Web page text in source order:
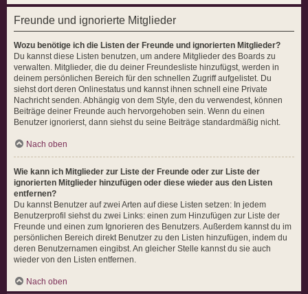
Freunde und ignorierte Mitglieder
Wozu benötige ich die Listen der Freunde und ignorierten Mitglieder?
Du kannst diese Listen benutzen, um andere Mitglieder des Boards zu
verwalten. Mitglieder, die du deiner Freundesliste hinzufügst, werden in
deinem persönlichen Bereich für den schnellen Zugriff aufgelistet. Du
siehst dort deren Onlinestatus und kannst ihnen schnell eine Private
Nachricht senden. Abhängig von dem Style, den du verwendest, können
Beiträge deiner Freunde auch hervorgehoben sein. Wenn du einen
Benutzer ignorierst, dann siehst du seine Beiträge standardmäßig nicht.
Nach oben
Wie kann ich Mitglieder zur Liste der Freunde oder zur Liste der
ignorierten Mitglieder hinzufügen oder diese wieder aus den Listen
entfernen?
Du kannst Benutzer auf zwei Arten auf diese Listen setzen: In jedem
Benutzerprofil siehst du zwei Links: einen zum Hinzufügen zur Liste der
Freunde und einen zum Ignorieren des Benutzers. Außerdem kannst du im
persönlichen Bereich direkt Benutzer zu den Listen hinzufügen, indem du
deren Benutzernamen eingibst. An gleicher Stelle kannst du sie auch
wieder von den Listen entfernen.
Nach oben